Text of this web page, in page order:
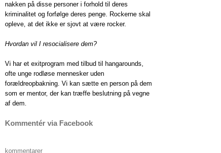
nakken på disse personer i forhold til deres
kriminalitet og forfølge deres penge. Rockerne skal
opleve, at det ikke er sjovt at være rocker.
Hvordan vil I resocialisere dem?
Vi har et exitprogram med tilbud til hangarounds,
ofte unge rodløse mennesker uden
forældreopbakning. Vi kan sætte en person på dem
som er mentor, der kan træffe beslutning på vegne
af dem.
Kommentér via Facebook
kommentarer